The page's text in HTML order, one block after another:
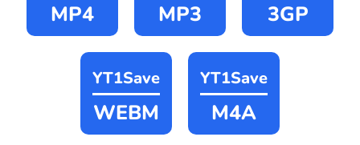
MP4 MP3 3GP
YT1Save
WEBM
YT1Save
M4A